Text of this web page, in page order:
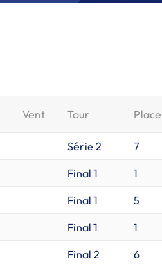
Vent Tour Place
Série 2 7
Final 1 1
Final 1 5
Final 1 1
Final 2 6